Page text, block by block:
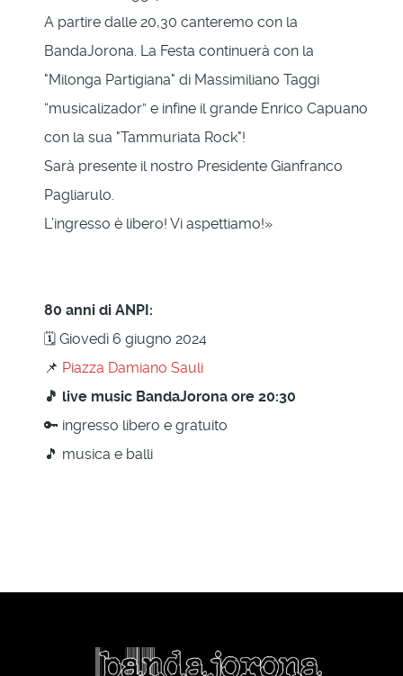
A partire dalle 20,30 canteremo con la
BandaJorona. La Festa continuerà con la
"Milonga Partigiana" di Massimiliano Taggi
“musicalizador” e infine il grande Enrico Capuano
con la sua "Tammuriata Rock"!
Sarà presente il nostro Presidente Gianfranco
Pagliarulo.
L’ingresso è libero! Vi aspettiamo!»
80 anni di ANPI:
🗓 Giovedì 6 giugno 2024
📌 Piazza Damiano Sauli
🎵 live music BandaJorona ore 20:30
🔑 ingresso libero e gratuito
🎵 musica e balli